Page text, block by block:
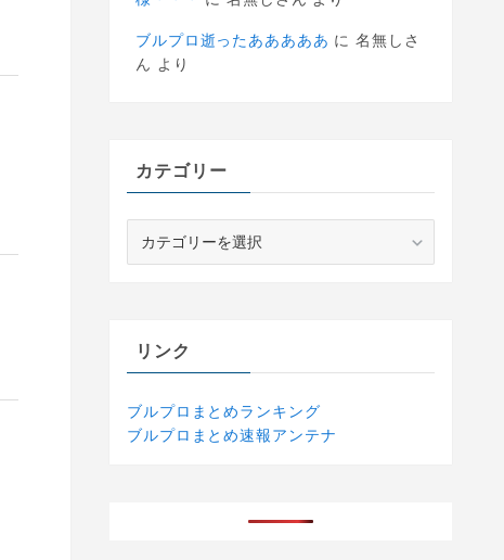
ブルプロ逝ったあああああ に名無しさ
ん より
カテゴリー
リンク
ブルプロまとめランキング
ブルプロまとめ速報アンテナ